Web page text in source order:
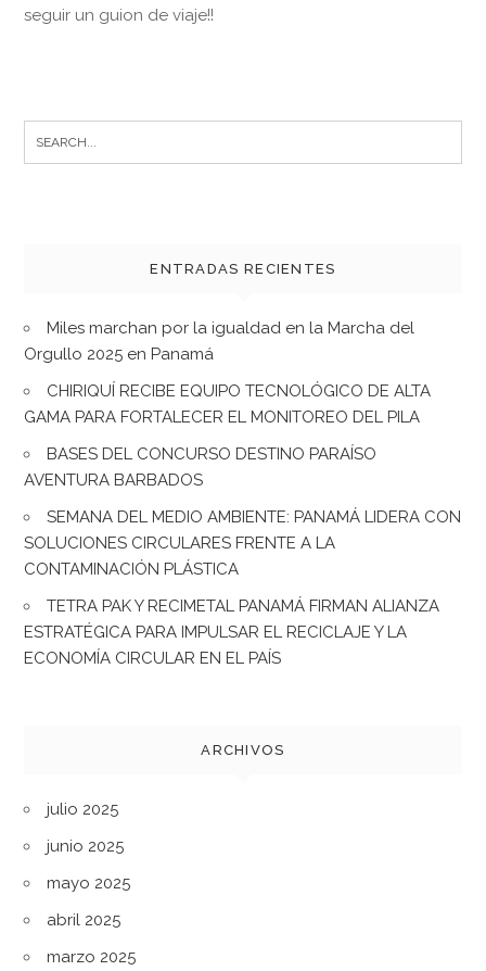
seguir un guion de viaje!!
for:
ENTRADAS RECIENTES
Miles marchan por la igualdad en la Marcha del
Orgullo 2025 en Panamá
CHIRIQUÍ RECIBE EQUIPO TECNOLÓGICO DE ALTA
GAMA PARA FORTALECER EL MONITOREO DEL PILA
BASES DEL CONCURSO DESTINO PARAÍSO
AVENTURA BARBADOS
SEMANA DEL MEDIO AMBIENTE: PANAMÁ LIDERA CON
SOLUCIONES CIRCULARES FRENTE A LA
CONTAMINACIÓN PLÁSTICA
TETRA PAK Y RECIMETAL PANAMÁ FIRMAN ALIANZA
ESTRATÉGICA PARA IMPULSAR EL RECICLAJE Y LA
ECONOMÍA CIRCULAR EN EL PAÍS
ARCHIVOS
julio 2025
junio 2025
mayo 2025
abril 2025
marzo 2025